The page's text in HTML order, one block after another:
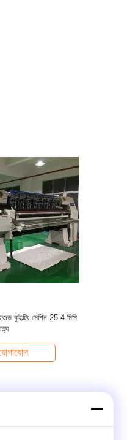
কুইল্টিং মেশিন 25.4 মিমি